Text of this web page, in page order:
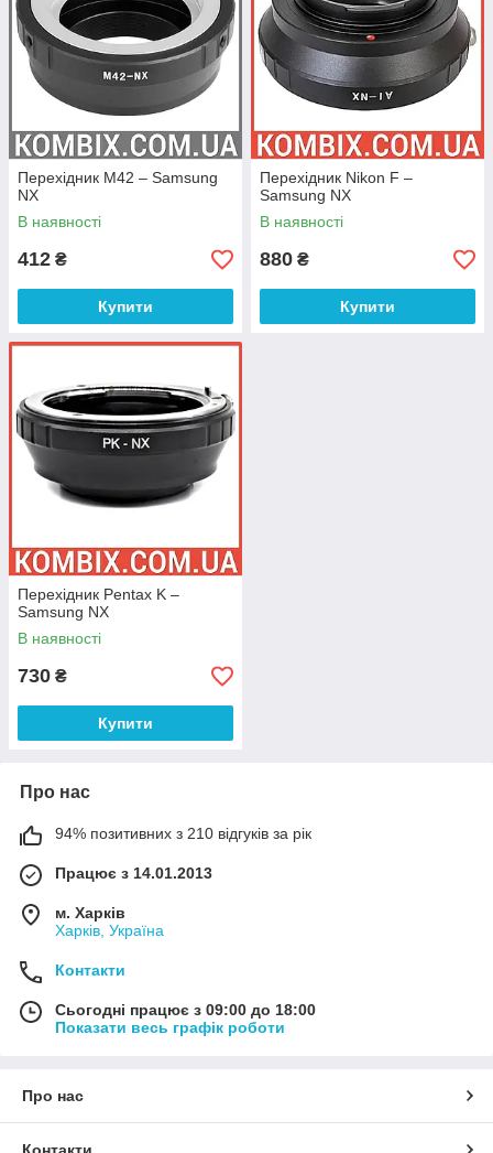
Перехідник M42 – Samsung
NX
В наявності
412 ₴
Купити
Перехідник Nikon F –
Samsung NX
В наявності
880 ₴
Купити
Перехідник Pentax K –
Samsung NX
В наявності
730 ₴
Купити
Про нас
94% позитивних з 210 відгуків за рік
Працює з 14.01.2013
м. Харків
Харків, Україна
Контакти
Сьогодні працює з 09:00 до 18:00
Показати весь графік роботи
Про нас